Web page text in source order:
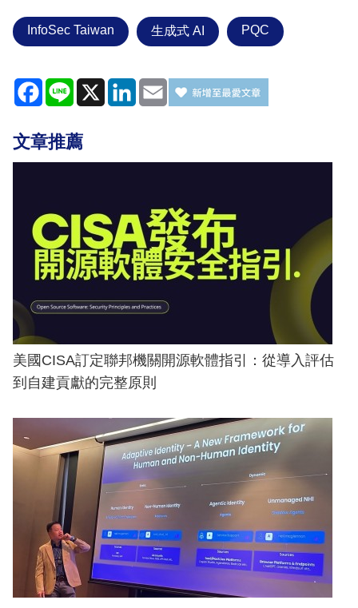
InfoSec Taiwan 生成式 AI PQC
Facebook
Line X LinkedIn
Email
文章推薦
美國CISA訂定聯邦機關開源軟體指引：從導入評估
到自建貢獻的完整原則